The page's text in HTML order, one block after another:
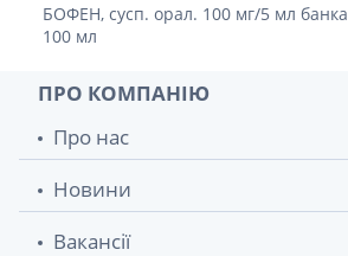
БОФЕН, сусп. орал. 100 мг/5 мл банка
100 мл
ПРО КОМПАНІЮ
Про нас
Новини
Вакансії